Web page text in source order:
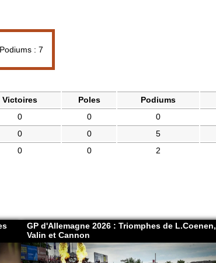
Podiums : 7
Victoires Poles Podiums
0 0 0
0 0 5
0 0 2
GP d'Allemagne 2026 : Triomphes de L.Coenen,
Valin et Cannon